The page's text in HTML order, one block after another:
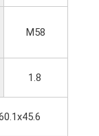
M58
1.8